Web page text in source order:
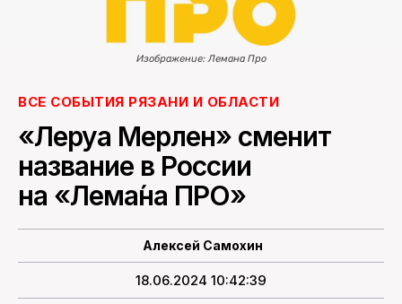
Изображение: Лемана Про
ВСЕ СОБЫТИЯ РЯЗАНИ И ОБЛАСТИ
«Леруа Мерлен» сменит
название в России
на «Лема́на ПРО»
Алексей Самохин
18.06.2024 10:42:39